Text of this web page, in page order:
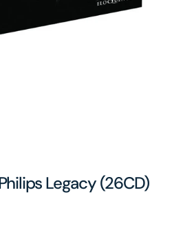
Legacy (26CD)